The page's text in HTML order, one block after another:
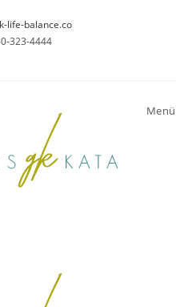
life-balance.co
323-4444
Menü